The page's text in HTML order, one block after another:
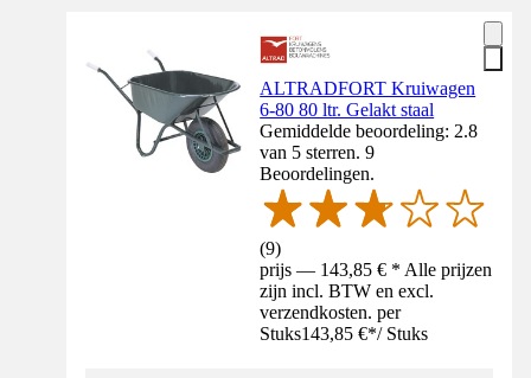
ALTRADFORT Kruiwagen
6-80 80 ltr. Gelakt staal
Gemiddelde beoordeling: 2.8
van 5 sterren. 9
Beoordelingen.
(9)
prijs — 143,85 € * Alle prijzen
zijn incl. BTW en excl.
verzendkosten. per
Stuks143,85 €*/ Stuks